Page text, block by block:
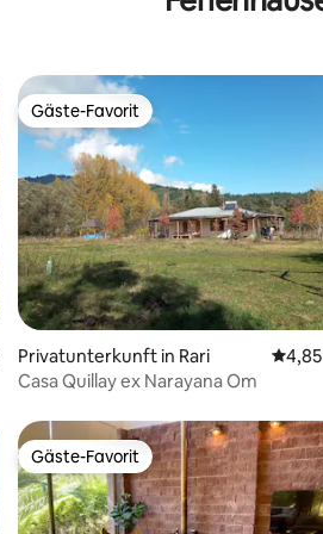
Bewertung: 4,94 von 5, 17
Gäste-Favorit
Gäste-Favorit
Privatunterkunft in Rari
Casa Quillay ex Narayana Om
Gäste-Favorit
Gäste-Favorit